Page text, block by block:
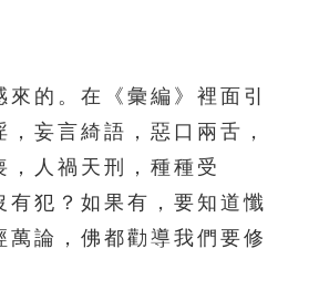
126 127 128 129 130
131 132 133 134 135
136 137 138 139 140
141 142 143 144 145
的。在《彙編》裡面引
妄言綺語，惡口兩舌，
人禍天刑，種種受
犯？如果有，要知道懺
論，佛都勸導我們要修